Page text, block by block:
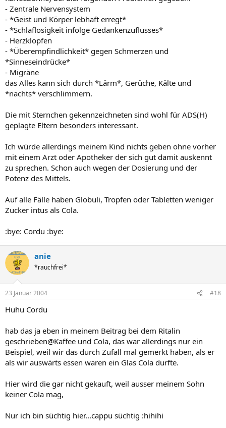
- Zentrale Nervensystem
- *Geist und Körper lebhaft erregt*
- *Schlaflosigkeit infolge Gedankenzuflusses*
- Herzklopfen
- *Überempfindlichkeit* gegen Schmerzen und
*Sinneseindrücke*
- Migräne
das Alles kann sich durch *Lärm*, Gerüche, Kälte und
*nachts* verschlimmern.
Die mit Sternchen gekennzeichneten sind wohl für ADS(H)
geplagte Eltern besonders interessant.
Ich würde allerdings meinem Kind nichts geben ohne vorher
mit einem Arzt oder Apotheker der sich gut damit auskennt
zu sprechen. Schon auch wegen der Dosierung und der
Potenz des Mittels.
Auf alle Fälle haben Globuli, Tropfen oder Tabletten weniger
Zucker intus als Cola.
:bye: Cordu :bye:
anie
*rauchfrei*
23 Januar 2004 #18
Huhu Cordu
hab das ja eben in meinem Beitrag bei dem Ritalin
geschrieben@Kaffee und Cola, das war allerdings nur ein
Beispiel, weil wir das durch Zufall mal gemerkt haben, als er
als wir auswärts essen waren ein Glas Cola durfte.
Hier wird die gar nicht gekauft, weil ausser meinem Sohn
keiner Cola mag,
Nur ich bin süchtig hier...cappu süchtig :hihihi